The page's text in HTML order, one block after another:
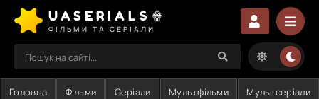
UASERIALS🍿
ФІЛЬМИ ТА СЕРІАЛИ
Головна Фільми Серіали Мультфільми Мультсеріали